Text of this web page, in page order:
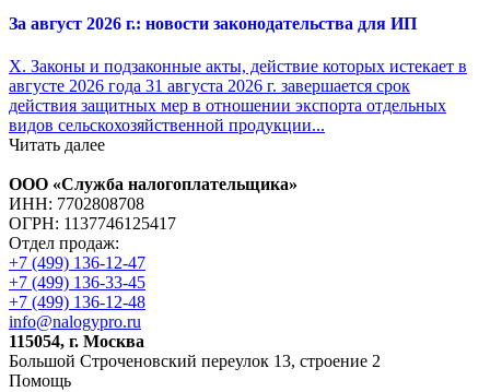
За август 2026 г.: новости законодательства для ИП
X. Законы и подзаконные акты, действие которых истекает в
августе 2026 года 31 августа 2026 г. завершается срок
действия защитных мер в отношении экспорта отдельных
видов сельскохозяйственной продукции...
Читать далее
ООО «Служба налогоплательщика»
ИНН: 7702808708
ОГРН: 1137746125417
Отдел продаж:
+7 (499) 136-12-47
+7 (499) 136-33-45
+7 (499) 136-12-48
info@nalogypro.ru
115054, г. Москва
Большой Строченовский переулок 13, строение 2
Помощь